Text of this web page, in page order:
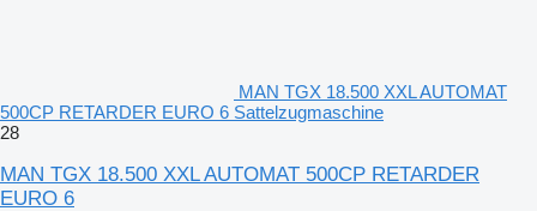
MAN TGX 18.500 XXL AUTOMAT
500CP RETARDER EURO 6 Sattelzugmaschine
28
MAN TGX 18.500 XXL AUTOMAT 500CP RETARDER
EURO 6